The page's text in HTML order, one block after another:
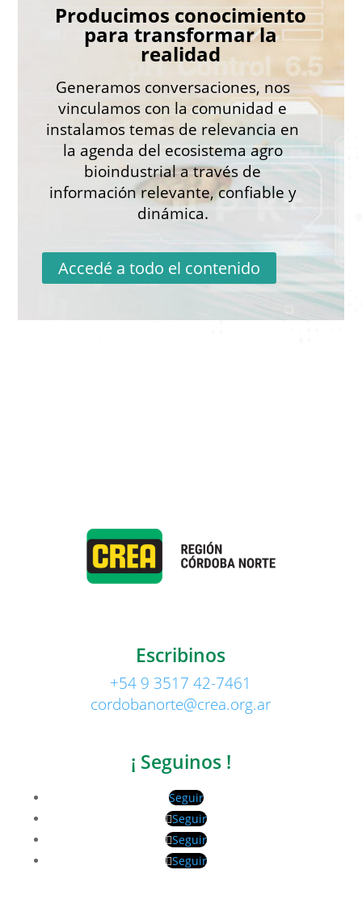
Producimos conocimiento
para transformar la
realidad
Generamos conversaciones, nos
vinculamos con la comunidad e
instalamos temas de relevancia en
la agenda del ecosistema agro
bioindustrial a través de
información relevante, confiable y
dinámica.
Accedé a todo el contenido
Escribinos
+54 9 3517 42-7461
cordobanorte@crea.org.ar
¡ Seguinos !
Seguir
Seguir
Seguir
Seguir